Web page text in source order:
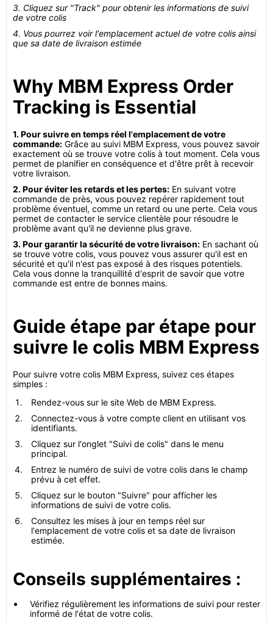
3. Cliquez sur "Track" pour obtenir les informations de suivi
de votre colis
4. Vous pourrez voir l'emplacement actuel de votre colis ainsi
que sa date de livraison estimée
Why MBM Express Order
Tracking is Essential
1. Pour suivre en temps réel l'emplacement de votre
commande: Grâce au suivi MBM Express, vous pouvez savoir
exactement où se trouve votre colis à tout moment. Cela vous
permet de planifier en conséquence et d'être prêt à recevoir
votre livraison.
2. Pour éviter les retards et les pertes: En suivant votre
commande de près, vous pouvez repérer rapidement tout
problème éventuel, comme un retard ou une perte. Cela vous
permet de contacter le service clientèle pour résoudre le
problème avant qu'il ne devienne plus grave.
3. Pour garantir la sécurité de votre livraison: En sachant où
se trouve votre colis, vous pouvez vous assurer qu'il est en
sécurité et qu'il n'est pas exposé à des risques potentiels.
Cela vous donne la tranquillité d'esprit de savoir que votre
commande est entre de bonnes mains.
Guide étape par étape pour
suivre le colis MBM Express
Pour suivre votre colis MBM Express, suivez ces étapes
simples :
Rendez-vous sur le site Web de MBM Express.
Connectez-vous à votre compte client en utilisant vos
identifiants.
Cliquez sur l'onglet "Suivi de colis" dans le menu
principal.
Entrez le numéro de suivi de votre colis dans le champ
prévu à cet effet.
Cliquez sur le bouton "Suivre" pour afficher les
informations de suivi de votre colis.
Consultez les mises à jour en temps réel sur
l'emplacement de votre colis et sa date de livraison
estimée.
Conseils supplémentaires :
Vérifiez régulièrement les informations de suivi pour rester
informé de l'état de votre colis.